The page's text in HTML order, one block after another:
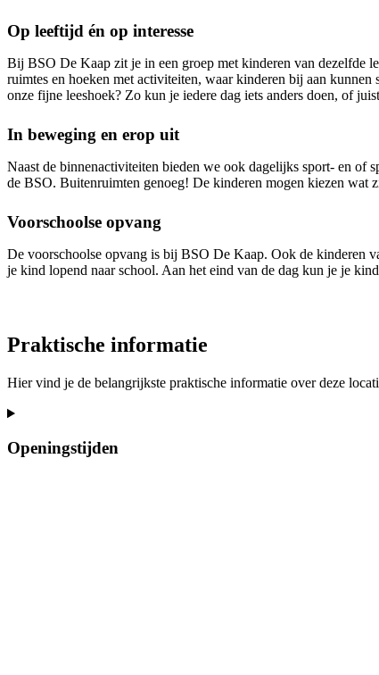
Op leeftijd én op interesse
Bij BSO De Kaap zit je in een groep met kinderen van dezelfde
ruimtes en hoeken met activiteiten, waar kinderen bij aan
onze fijne leeshoek? Zo kun je iedere dag iets anders doen, of
In beweging en erop uit
Naast de binnenactiviteiten bieden we ook dagelijks sport- en of
de BSO. Buitenruimten genoeg! De kinderen mogen kiezen wat
Voorschoolse opvang
De voorschoolse opvang is bij BSO De Kaap. Ook de kinderen
je kind lopend naar school. Aan het eind van de dag kun je je
Praktische informatie
Hier vind je de belangrijkste praktische informatie over deze
Openingstijden